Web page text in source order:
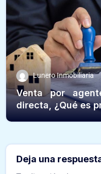
Lunero Inmobiliaria
Venta por
directa, ¿Qué es
Deja una